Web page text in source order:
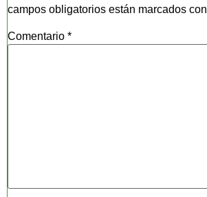
campos obligatorios están marcados con
Comentario *